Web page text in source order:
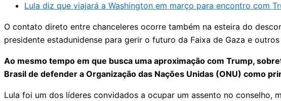
Lula diz que viajará a Washington em março para encontro com
O contato direto entre chanceleres ocorre também na esteira do
presidente estadunidense para gerir o futuro da Faixa de Gaza e
Ao mesmo tempo em que busca uma aproximação com Trump,
Brasil de defender a Organização das Nações Unidas (ONU) como
Lula foi um dos líderes convidados a ocupar um assento no conselho,